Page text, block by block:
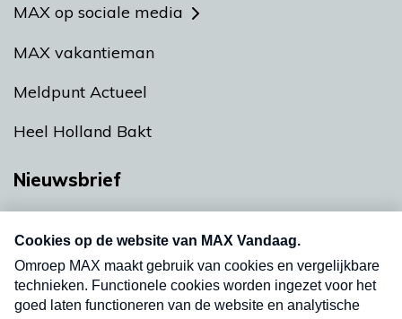
MAX op sociale media
MAX vakantieman
Meldpunt Actueel
Heel Holland Bakt
Nieuwsbrief
nieuwsbrief. Elke vrijdag- en dinsdagochtend in
uw mailbox.
Verzend